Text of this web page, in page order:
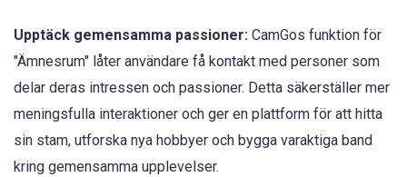
Upptäck gemensamma passioner: CamGos funktion för
"Ämnesrum" låter användare få kontakt med personer som
delar deras intressen och passioner. Detta säkerställer mer
meningsfulla interaktioner och ger en plattform för att hitta
sin stam, utforska nya hobbyer och bygga varaktiga band
kring gemensamma upplevelser.